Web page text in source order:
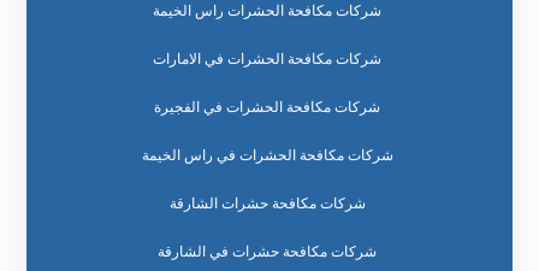
شركات مكافحة الحشرات راس الخيمة
شركات مكافحة الحشرات في الامارات
شركات مكافحة الحشرات في الفجيرة
شركات مكافحة الحشرات في راس الخيمة
شركات مكافحة حشرات الشارقة
شركات مكافحة حشرات في الشارقة